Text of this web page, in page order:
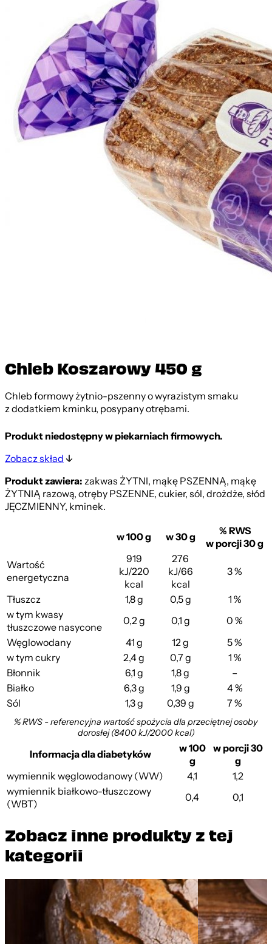
Chleb Koszarowy 450 g
Chleb formowy żytnio-pszenny o wyrazistym smaku
z dodatkiem kminku, posypany otrębami.
Produkt niedostępny w piekarniach firmowych.
Zobacz skład
Produkt zawiera:zakwas ŻYTNI, mąkę PSZENNĄ, mąkę
ŻYTNIĄ razową, otręby PSZENNE, cukier, sól, drożdże, słód
JĘCZMIENNY, kminek.
w 100 g w 30 g
% RWS
w porcji 30 g
Wartość
energetyczna
919
kJ/220
kcal
276
kJ/66
kcal
3 %
Tłuszcz 1,8 g 0,5 g
1 %
w tym kwasy
tłuszczowe nasycone
0,2 g 0,1 g
0 %
Węglowodany
41 g 12 g
5 %
w tym cukry
2,4 g 0,7 g
1 %
Błonnik
6,1 g 1,8 g
–
Białko
6,3 g 1,9 g
4 %
Sól
1,3 g 0,39 g 7 %
% RWS - referencyjna wartość spożycia dla przeciętnej osoby
dorosłej (8400 kJ/2000 kcal)
Informacja dla diabetyków
w 100
g
w porcji 30
g
wymiennik węglowodanowy (WW)
4,1
1,2
wymiennik białkowo-tłuszczowy
(WBT)
0,4 0,1
Zobacz inne produkty z tej
kategorii